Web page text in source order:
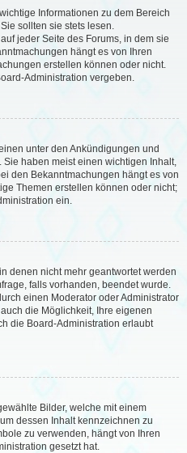
Informationen zu dem Bereich
sollten sie stets lesen.
jeder Seite des Forums, in dem sie
hängt es von Ihren
erstellen können oder nicht.
Administration vergeben.
unter den Ankündigungen und
haben meist einen wichtigen Inhalt,
den Bekanntmachungen hängt es von
Themen erstellen können oder nicht;
ein.
denen nicht mehr geantwortet werden
falls vorhanden, beendet wurde.
einen Moderator oder Administrator
die Möglichkeit, Ihre eigenen
die Board-Administration erlaubt
Bilder, welche mit einem
dessen Inhalt kennzeichnen zu
zu verwenden, hängt von Ihren
gesetzt hat.